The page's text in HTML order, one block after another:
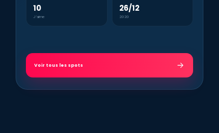
10
J’aime
26/12
2020
Voir tous les spots